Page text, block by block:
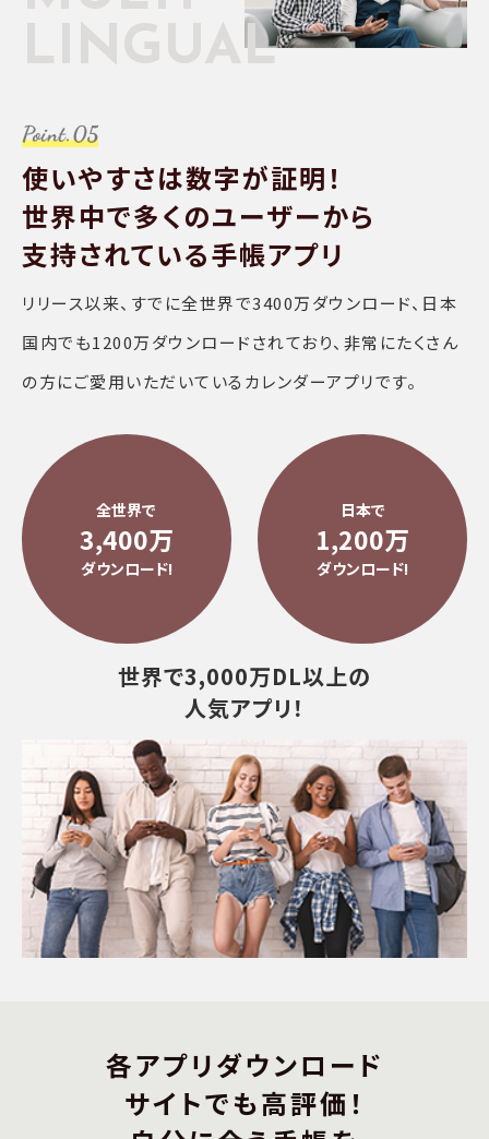
LINGUAL
使いやすさは数字が証明！
世界中で多くのユーザーから
支持されている手帳アプリ
リリース以来、すでに全世界で3400万ダウンロード、日本
国内でも1200万ダウンロードされており、非常にたくさん
の方にご愛用いただいているカレンダーアプリです。
全世界で
3,400万
ダウンロード!
日本で
1,200万
ダウンロード!
世界で3,000万DL以上の
人気アプリ！
各アプリダウンロード
サイトでも高評価！